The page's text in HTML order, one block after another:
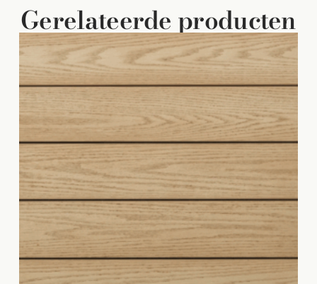
Gerelateerde producten